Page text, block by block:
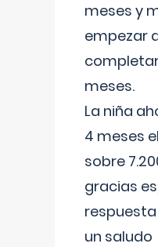
meses y
empezar
meses.
La niña
4 meses
sobre
gracias
un saludo